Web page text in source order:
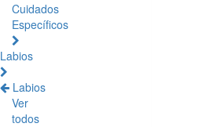
Cuidados
Específicos
Labios
Labios
Ver
todos